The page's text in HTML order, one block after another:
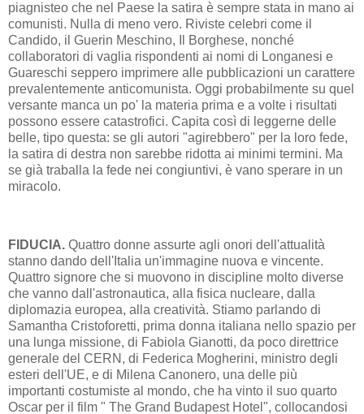
piagnisteo che nel Paese la satira è sempre stata in mano ai
comunisti. Nulla di meno vero. Riviste celebri come il
Candido, il Guerin Meschino, Il Borghese, nonché
collaboratori di vaglia rispondenti ai nomi di Longanesi e
Guareschi seppero imprimere alle pubblicazioni un carattere
prevalentemente anticomunista. Oggi probabilmente su quel
versante manca un po' la materia prima e a volte i risultati
possono essere catastrofici. Capita così di leggerne delle
belle, tipo questa: se gli autori "agirebbero" per la loro fede,
la satira di destra non sarebbe ridotta ai minimi termini. Ma
se già traballa la fede nei congiuntivi, è vano sperare in un
miracolo.
FIDUCIA. Quattro donne assurte agli onori dell'attualità
stanno dando dell'Italia un'immagine nuova e vincente.
Quattro signore che si muovono in discipline molto diverse
che vanno dall'astronautica, alla fisica nucleare, dalla
diplomazia europea, alla creatività. Stiamo parlando di
Samantha Cristoforetti, prima donna italiana nello spazio per
una lunga missione, di Fabiola Gianotti, da poco direttrice
generale del CERN, di Federica Mogherini, ministro degli
esteri dell'UE, e di Milena Canonero, una delle più
importanti costumiste al mondo, che ha vinto il suo quarto
Oscar per il film " The Grand Budapest Hotel", collocandosi